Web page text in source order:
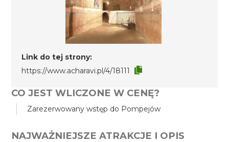
Link do tej strony:
https://www.acharavi.pl/4/18111
CO JEST WLICZONE W CENĘ?
Zarezerwowany wstęp do Pompejów
NAJWAŻNIEJSZE ATRAKCJE I OPIS